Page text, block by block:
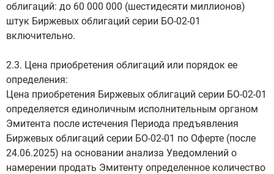
облигаций: до 60 000 000 (шестидесяти миллионов)
штук Биржевых облигаций серии БО-02-01
включительно.
2.3. Цена приобретения облигаций или порядок ее
определения:
Цена приобретения Биржевых облигаций серии БО-02-01
определяется единоличным исполнительным органом
Эмитента после истечения Периода предъявления
Биржевых облигаций серии БО-02-01 по Оферте (после
24.06.2025) на основании анализа Уведомлений о
намерении продать Эмитенту определенное количество